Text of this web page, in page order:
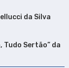
da Silva
Tudo Sertão” da